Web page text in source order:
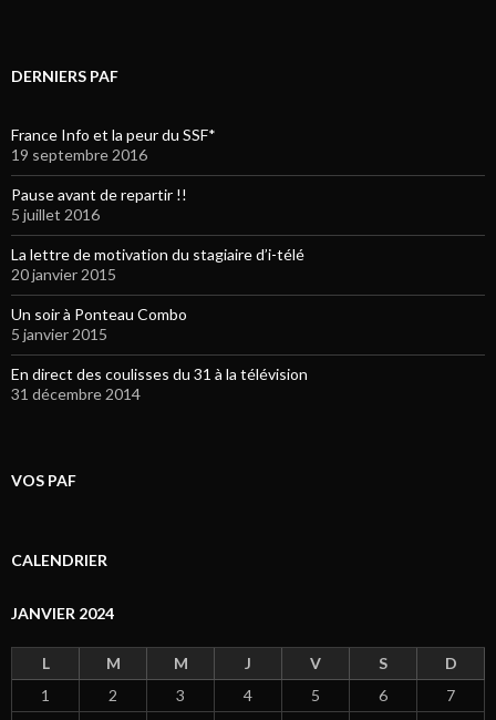
DERNIERS PAF
France Info et la peur du SSF*
19 septembre 2016
Pause avant de repartir !!
5 juillet 2016
La lettre de motivation du stagiaire d’i-télé
20 janvier 2015
Un soir à Ponteau Combo
5 janvier 2015
En direct des coulisses du 31 à la télévision
31 décembre 2014
VOS PAF
CALENDRIER
JANVIER 2024
L M M J V S
D
1
2 3 4 5 6
7